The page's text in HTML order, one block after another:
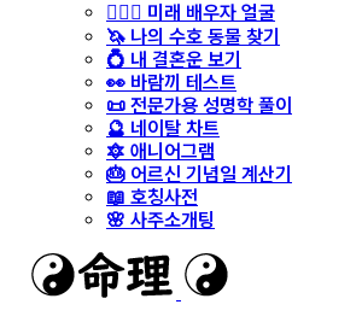
👩‍❤️‍👨 미래 배우자 얼굴
🦄 나의 수호 동물 찾기
💍 내 결혼운 보기
👀 바람끼 테스트
📜 전문가용 성명학 풀이
🔮 네이탈 차트
🔯 애니어그램
🎂 어르신 기념일 계산기
📖 호칭사전
🌸 사주소개팅